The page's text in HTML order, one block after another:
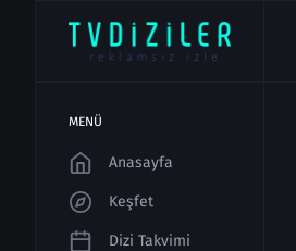
MENÜ
Anasayfa
Keşfet
Dizi Takvimi